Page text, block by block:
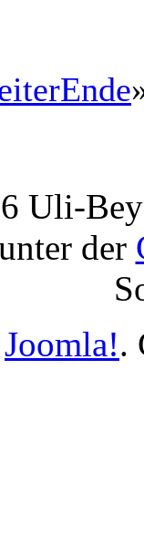
Ende
Uli-
der
Joomla!.